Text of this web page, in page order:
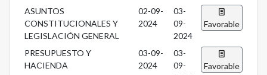
ASUNTOS
CONSTITUCIONALES Y
LEGISLACIÓN GENERAL
02-09-
2024
03-
09-
2024
Favorable
PRESUPUESTO Y
HACIENDA
03-09-
2024
03-
09-
Favorable